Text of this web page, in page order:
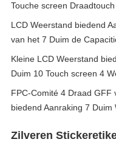
Touche screen
LCD Weerstand biedend
van het 7 Duim de
Kleine LCD Weerstand
Duim 10 Touch screen 4
FPC-Comité 4 Draad GFF
biedend Aanraking 7
Zilveren